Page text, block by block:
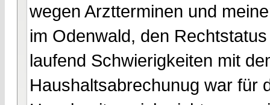
wegen Arztterminen und
im Odenwald, den
laufend Schwierigkeiten mit
Haushaltsabrechunug war für